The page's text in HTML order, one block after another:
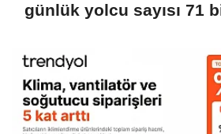
günlük yolcu sayısı 71